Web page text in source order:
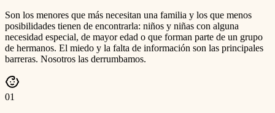
Son los menores que más necesitan una familia y los que menos
posibilidades tienen de encontrarla: niños y niñas con alguna
necesidad especial, de mayor edad o que forman parte de un grupo
de hermanos. El miedo y la falta de información son las principales
barreras. Nosotros las derrumbamos.
01